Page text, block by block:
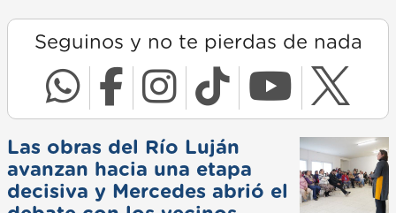
Seguinos y no te pierdas de nada
Las obras del Río Luján
avanzan hacia una etapa
decisiva y Mercedes abrió el